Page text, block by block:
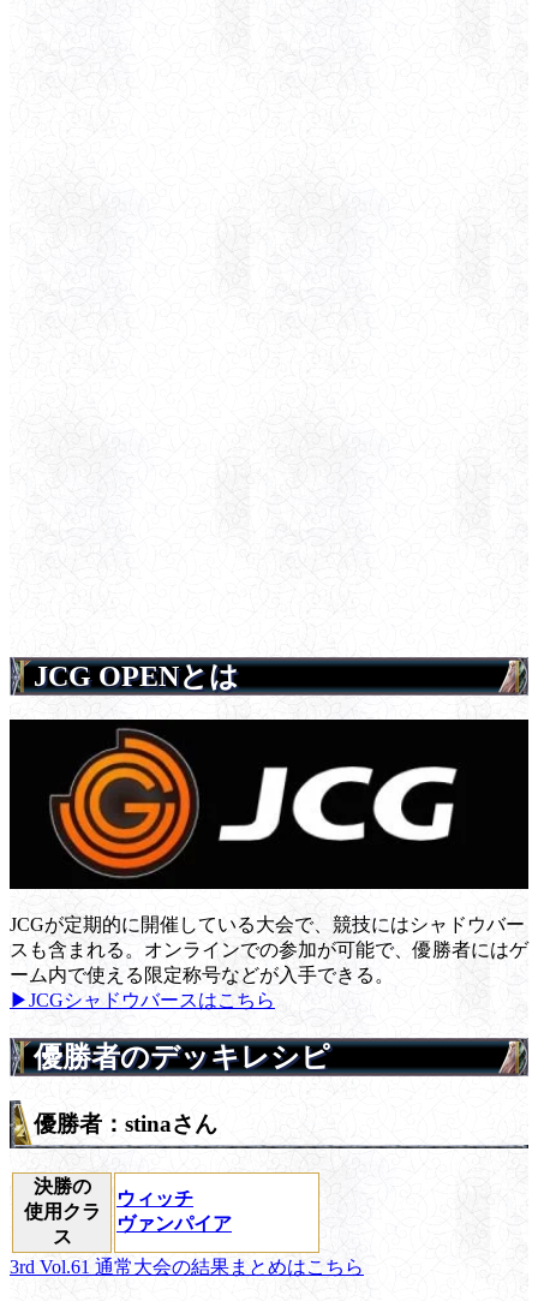
JCG OPENとは
JCGが定期的に開催している大会で、競技にはシャドウバー
スも含まれる。オンラインでの参加が可能で、優勝者にはゲ
ーム内で使える限定称号などが入手できる。
▶JCGシャドウバースはこちら
優勝者のデッキレシピ
優勝者：stinaさん
決勝の
使用クラ
ス
ウィッチ
ヴァンパイア
3rd Vol.61 通常大会の結果まとめはこちら